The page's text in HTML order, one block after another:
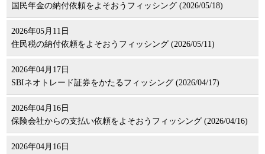
国民年金の納付依頼をよそおうフィッシング (2026/05/18)
2026年05月11日
住民税の納付依頼をよそおうフィッシング (2026/05/11)
2026年04月17日
SBIネオトレード証券をかたるフィッシング (2026/04/17)
2026年04月16日
保険会社からの支払い依頼をよそおうフィッシング (2026/04/16)
2026年04月16日